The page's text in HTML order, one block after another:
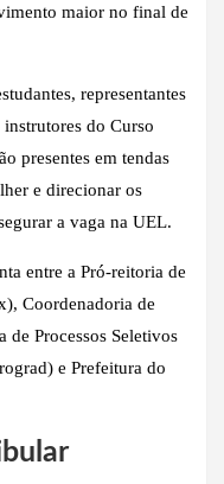
maior no final de
representantes
do Curso
presentes em tendas
e direcionar os
a vaga na UEL.
entre a Pró-reitoria de
Coordenadoria de
Processos Seletivos
e Prefeitura do